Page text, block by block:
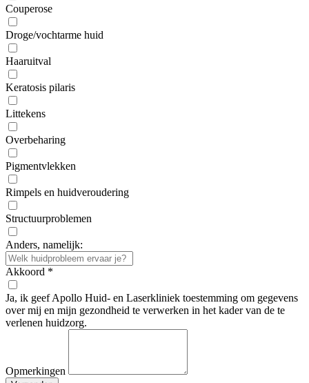
Couperose
Droge/vochtarme huid
Haaruitval
Keratosis pilaris
Littekens
Overbeharing
Pigmentvlekken
Rimpels en huidveroudering
Structuurproblemen
Anders, namelijk:
Akkoord *
Ja, ik geef Apollo Huid- en Laserkliniek toestemming om gegevens
over mij en mijn gezondheid te verwerken in het kader van de te
verlenen huidzorg.
Opmerkingen